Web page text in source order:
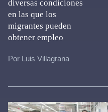
diversas condiciones
en las que los
migrantes pueden
obtener empleo
Por Luis Villagrana